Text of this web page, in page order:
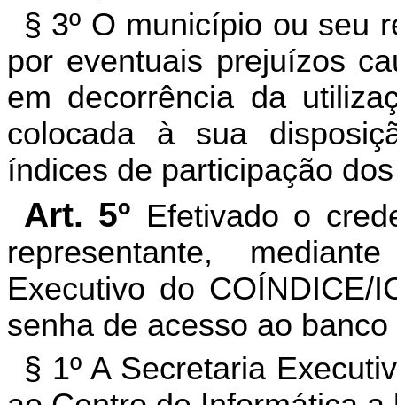
§ 3º O município ou seu
por eventuais prejuízos
em decorrência da
colocada à sua
índices de participação
Art. 5º Efetivado o
representante,
Executivo do COÍNDICE/
senha de acesso ao
§ 1º A Secretaria